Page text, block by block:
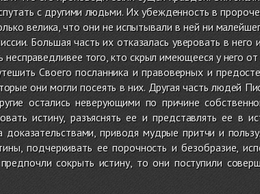
с другими людьми. Их убежденность в
велика, что они не испытывали в ней ни
Большая часть их отказалась уверовать в него
того, кто скрыл имеющееся у него
Своего посланника и правоверных и
они могли посеять в них. Другая часть людей
остались неверующими по причине
истину, разъяснять ее и представлять ее в
приводя мудрые притчи и
подчеркивать ее порочность и безобразие,
сокрыть истину, то они поступили